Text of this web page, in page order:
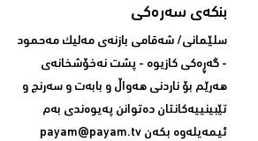
بنکەی سەرەکی
سلێمانی/ شه‌قامی بازنه‌ی مه‌لیک مه‌حمود
- گه‌ڕه‌کی کازیوه‌ - پشت نه‌خۆشخانه‌ی‌
هه‌رێم بۆ ناردنی‌ هه‌واڵ و بابه‌ت و سه‌رنج و
تێبینییه‌كانتان ده‌توانن په‌یوه‌ندی‌ به‌م
ئیمه‌یله‌وه‌ بكه‌ن payam@payam.tv